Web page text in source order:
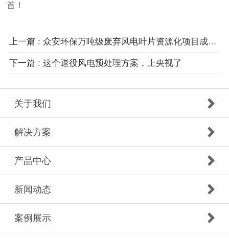
首！
上一篇 : 众安环保万吨级废弃风电叶片资源化项目成套设备发货新疆
下一篇 : 这个退役风电预处理方案，上央视了
关于我们
解决方案
产品中心
新闻动态
案例展示